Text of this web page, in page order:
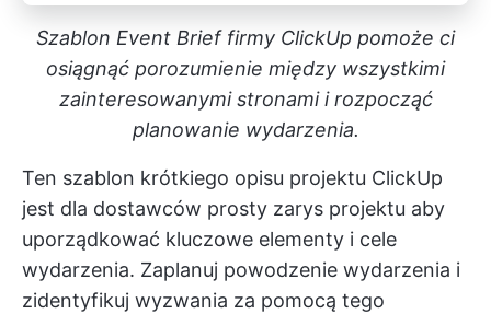
Szablon Event Brief firmy ClickUp pomoże ci
osiągnąć porozumienie między wszystkimi
zainteresowanymi stronami i rozpocząć
planowanie wydarzenia.
Ten szablon krótkiego opisu projektu ClickUp
jest dla dostawców prosty zarys projektu aby
uporządkować kluczowe elementy i cele
wydarzenia. Zaplanuj powodzenie wydarzenia i
zidentyfikuj wyzwania za pomocą tego